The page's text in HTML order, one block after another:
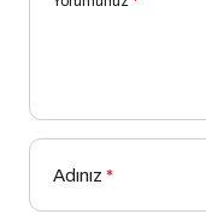
Adınız *